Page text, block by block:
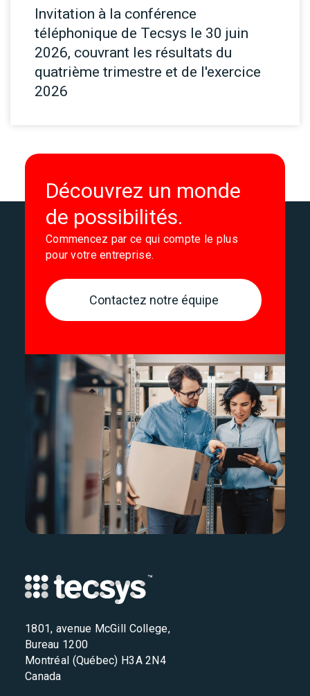
Invitation à la conférence
téléphonique de Tecsys le 30 juin
2026, couvrant les résultats du
quatrième trimestre et de l'exercice
2026
Découvrez un monde
de possibilités.
Commencez par ce qui compte le plus
pour votre entreprise.
Contactez notre équipe
1801, avenue McGill College,
Bureau 1200
Montréal (Québec) H3A 2N4
Canada